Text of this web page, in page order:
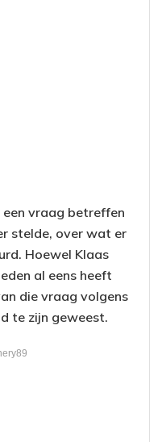
vraag betreffen
stelde, over wat er
Hoewel Klaas
al eens heeft
die vraag volgens
te zijn geweest.